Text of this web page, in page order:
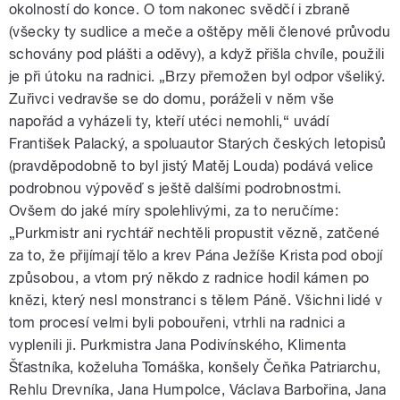
okolností do konce. O tom nakonec svědčí i zbraně
(všecky ty sudlice a meče a oštěpy měli členové průvodu
schovány pod plášti a oděvy), a když přišla chvíle, použili
je při útoku na radnici. „Brzy přemožen byl odpor všeliký.
Zuřivci vedravše se do domu, poráželi v něm vše
napořád a vyházeli ty, kteří utéci nemohli,“ uvádí
František Palacký, a spoluautor Starých českých letopisů
(pravděpodobně to byl jistý Matěj Louda) podává velice
podrobnou výpověď s ještě dalšími podrobnostmi.
Ovšem do jaké míry spolehlivými, za to neručíme:
„Purkmistr ani rychtář nechtěli propustit vězně, zatčené
za to, že přijímají tělo a krev Pána Ježíše Krista pod obojí
způsobou, a vtom prý někdo z radnice hodil kámen po
knězi, který nesl monstranci s tělem Páně. Všichni lidé v
tom procesí velmi byli pobouřeni, vtrhli na radnici a
vyplenili ji. Purkmistra Jana Podivínského, Klimenta
Šťastníka, koželuha Tomáška, konšely Čeňka Patriarchu,
Rehlu Drevníka, Jana Humpolce, Václava Barbořina, Jana